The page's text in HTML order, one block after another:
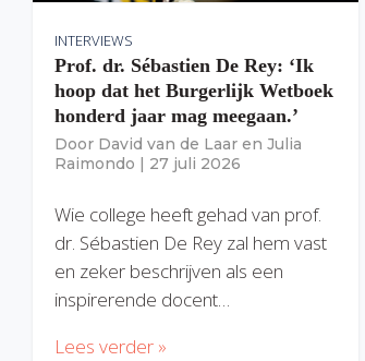
INTERVIEWS
Prof. dr. Sébastien De Rey: ‘Ik
hoop dat het Burgerlijk Wetboek
honderd jaar mag meegaan.’
Door David van de Laar en Julia
Raimondo | 27 juli 2026
Wie college heeft gehad van prof.
dr. Sébastien De Rey zal hem vast
en zeker beschrijven als een
inspirerende docent…
Lees verder »